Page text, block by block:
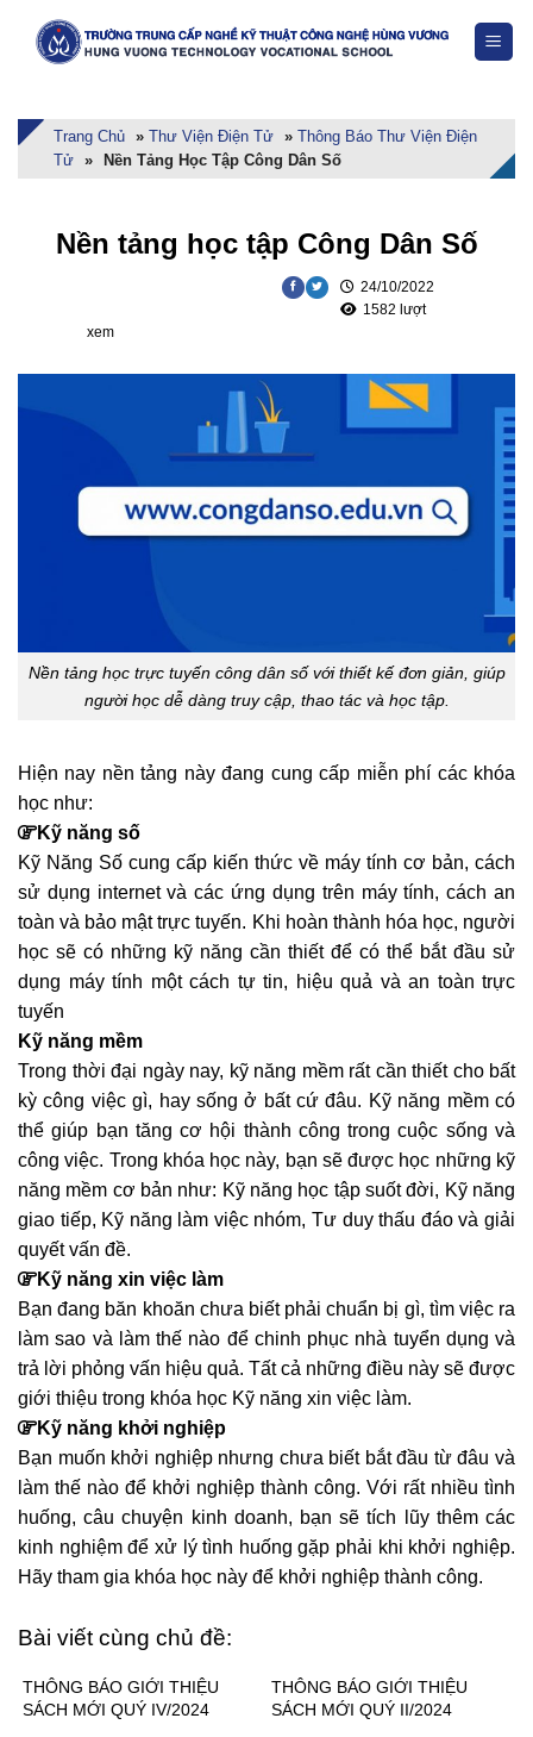
Trang Chủ » Thư Viện Điện Tử » Thông Báo Thư Viện Điện
Tử » Nền Tảng Học Tập Công Dân Số
Nền tảng học tập Công Dân Số
24/10/2022
1582 lượt
xem
Nền tảng học trực tuyến công dân số với thiết kế đơn giản, giúp
người học dễ dàng truy cập, thao tác và học tập.
Hiện nay nền tảng này đang cung cấp miễn phí các khóa
học như:
Kỹ năng số
Kỹ Năng Số cung cấp kiến thức về máy tính cơ bản, cách
sử dụng internet và các ứng dụng trên máy tính, cách an
toàn và bảo mật trực tuyến. Khi hoàn thành hóa học, người
học sẽ có những kỹ năng cần thiết để có thể bắt đầu sử
dụng máy tính một cách tự tin, hiệu quả và an toàn trực
tuyến
Kỹ năng mềm
Trong thời đại ngày nay, kỹ năng mềm rất cần thiết cho bất
kỳ công việc gì, hay sống ở bất cứ đâu. Kỹ năng mềm có
thể giúp bạn tăng cơ hội thành công trong cuộc sống và
công việc. Trong khóa học này, bạn sẽ được học những kỹ
năng mềm cơ bản như: Kỹ năng học tập suốt đời, Kỹ năng
giao tiếp, Kỹ năng làm việc nhóm, Tư duy thấu đáo và giải
quyết vấn đề.
Kỹ năng xin việc làm
Bạn đang băn khoăn chưa biết phải chuẩn bị gì, tìm việc ra
làm sao và làm thế nào để chinh phục nhà tuyển dụng và
trả lời phỏng vấn hiệu quả. Tất cả những điều này sẽ được
giới thiệu trong khóa học Kỹ năng xin việc làm.
Kỹ năng khởi nghiệp
Bạn muốn khởi nghiệp nhưng chưa biết bắt đầu từ đâu và
làm thế nào để khởi nghiệp thành công. Với rất nhiều tình
huống, câu chuyện kinh doanh, bạn sẽ tích lũy thêm các
kinh nghiệm để xử lý tình huống gặp phải khi khởi nghiệp.
Hãy tham gia khóa học này để khởi nghiệp thành công.
Bài viết cùng chủ đề:
THÔNG BÁO GIỚI THIỆU
SÁCH MỚI QUÝ IV/2024
THÔNG BÁO GIỚI THIỆU
SÁCH MỚI QUÝ II/2024